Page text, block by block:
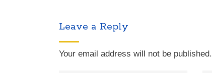
Leave a Reply
Your email address will not be published.